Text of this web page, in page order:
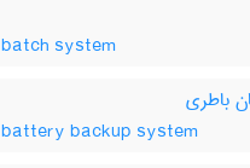
batch system
باطری
battery backup system